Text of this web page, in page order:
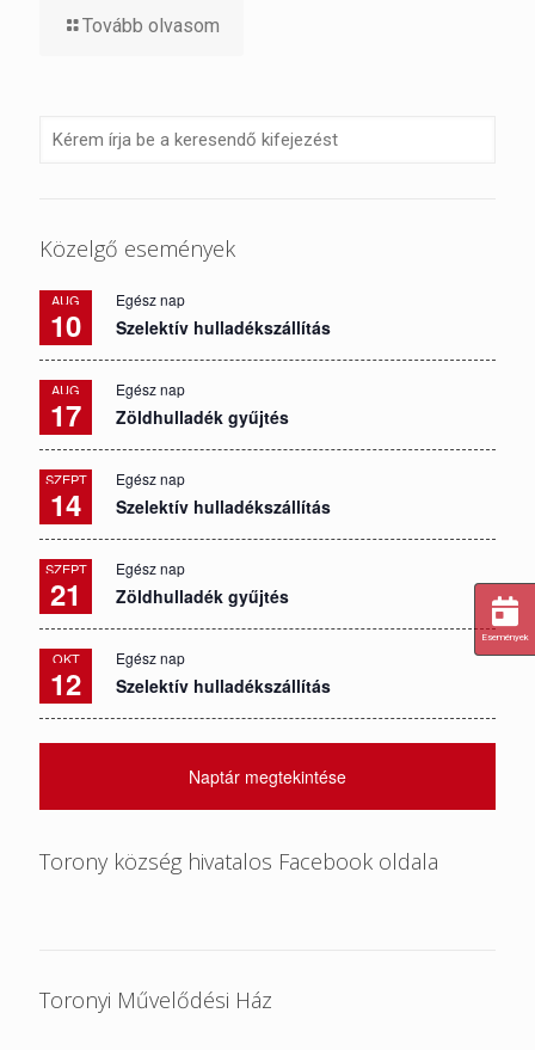
Tovább olvasom
Közelgő események
AUG
10
Egész nap
Szelektív hulladékszállítás
AUG
17
Egész nap
Zöldhulladék gyűjtés
SZEPT
14
Egész nap
Szelektív hulladékszállítás
SZEPT
21
Egész nap
Zöldhulladék gyűjtés
OKT
12
Egész nap
Szelektív hulladékszállítás
Naptár megtekintése
Torony község hivatalos Facebook oldala
Toronyi Művelődési Ház
Események